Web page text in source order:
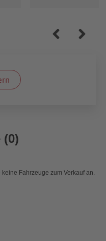
(0)
Fahrzeuge zum Verkauf an.